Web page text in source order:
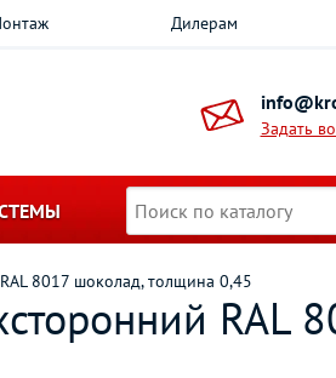
Дилерам
Задать
8017 шоколад, толщина 0,45
RAL